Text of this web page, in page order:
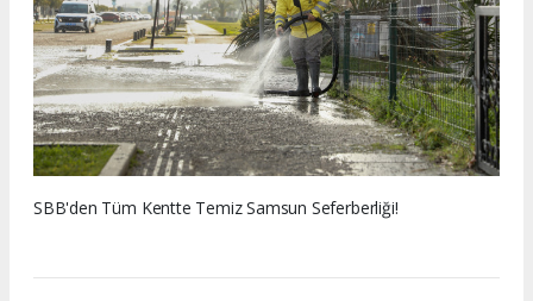
SBB'den Tüm Kentte Temiz Samsun Seferberliği!